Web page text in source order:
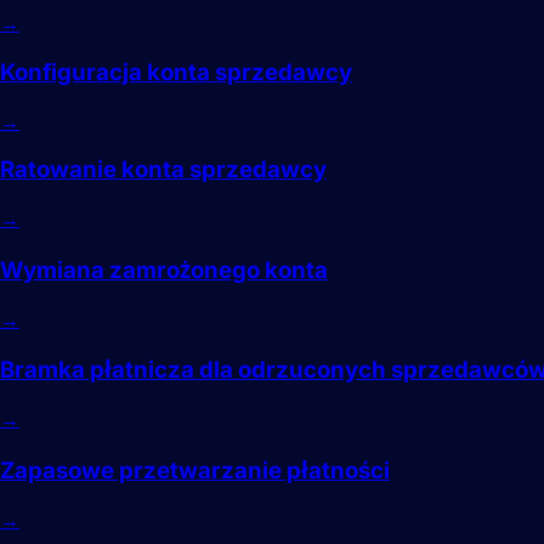
→
Konfiguracja konta sprzedawcy
→
Ratowanie konta sprzedawcy
→
Wymiana zamrożonego konta
→
Bramka płatnicza dla odrzuconych
→
Zapasowe przetwarzanie płatności
→